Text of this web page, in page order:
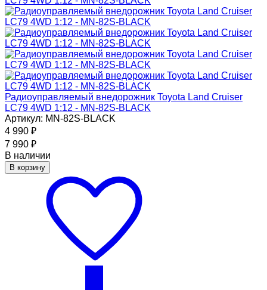
Радиоуправляемый внедорожник Toyota Land Cruiser
LC79 4WD 1:12 - MN-82S-BLACK
Артикул: MN-82S-BLACK
4 990 ₽
7 990 ₽
В наличии
В корзину